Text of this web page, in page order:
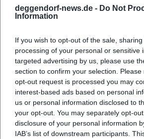
deggendorf-news.de - Do Not
Information
If you wish to opt-out of the sale,
processing of your personal or sensitive
targeted advertising by us, please use
section to confirm your selection.
opt-out request is processed you may
interest-based ads based on personal
us or personal information disclosed to
your opt-out. You may separately opt-
disclosure of your personal information
IAB’s list of downstream participants.
kommentiert und befragt. Ihre
Verschachtelung, gedankliche
semantische Klarheit zu opfern.
Inhaltlich durchzieht ihr Werk eine
Aufmerksamkeit: Sprache als
als Arbeit am Selbst und Politik als
Wolfs Expertise für psychologische
historische Tiefenschichten
Faszination ihrer Texte in Lehre,
Kultureller Einfluss: Kanonisierung,
Christa Wolf ist längst Institution: